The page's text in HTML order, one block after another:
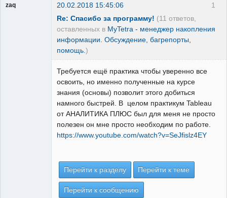
1
zaq
20.02.2018 15:45:06
Re: Спасибо за программу! (11 ответов,
оставленных в MyTetra - менеджер накопления
информации. Обсуждение, багрепорты,
помощь. )
Требуется ещё практика чтобы уверенно все
освоить, но именно полученные на курсе
знания (основы) позволит этого добиться
намного быстрей. В целом практикум Tableau
от АНАЛИТИКА ПЛЮС был для меня не просто
полезен он мне просто необходим по работе.
https://www.youtube.com/watch?v=SeJfislz4EY
Перейти к разделу Перейти к теме
Перейти к сообщению